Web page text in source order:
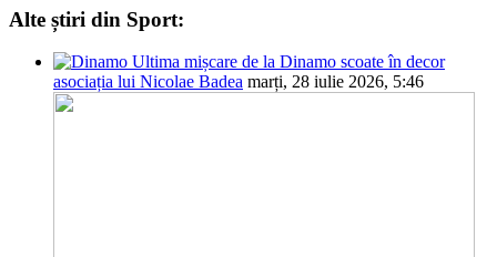
Alte știri din Sport:
Ultima mișcare de la Dinamo scoate în decor
asociația lui Nicolae Badea marți, 28 iulie 2026, 5:46